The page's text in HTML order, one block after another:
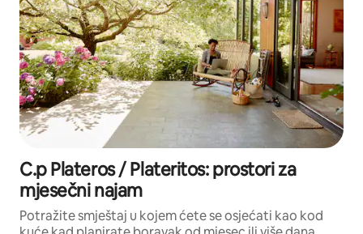
C.p Plateros / Plateritos: prostori za
mjesečni najam
Potražite smještaj u kojem ćete se osjećati kao kod